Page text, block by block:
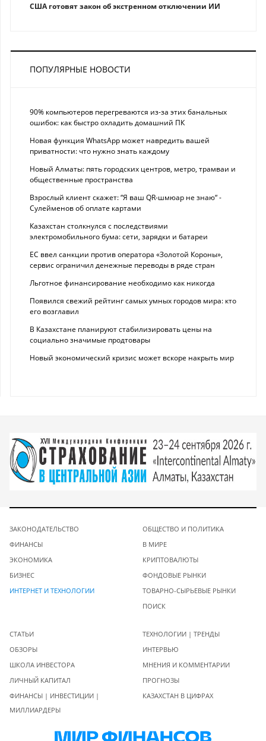
США готовят закон об экстренном отключении ИИ
ПОПУЛЯРНЫЕ НОВОСТИ
90% компьютеров перегреваются из-за этих банальных
ошибок: как быстро охладить домашний ПК
Новая функция WhatsApp может навредить вашей
приватности: что нужно знать каждому
Новый Алматы: пять городских центров, метро, трамваи и
общественные пространства
Взрослый клиент скажет: “Я ваш QR-шмюар не знаю“ -
Сулейменов об оплате картами
Казахстан столкнулся с последствиями
электромобильного бума: сети, зарядки и батареи
ЕС ввел санкции против оператора «Золотой Короны»,
сервис ограничил денежные переводы в ряде стран
Льготное финансирование необходимо как никогда
Появился свежий рейтинг самых умных городов мира: кто
его возглавил
В Казахстане планируют стабилизировать цены на
социально значимые продтовары
Новый экономический кризис может вскоре накрыть мир
ЗАКОНОДАТЕЛЬСТВО
ФИНАНСЫ
ЭКОНОМИКА
БИЗНЕС
ИНТЕРНЕТ И ТЕХНОЛОГИИ
ОБЩЕСТВО И ПОЛИТИКА
В МИРЕ
КРИПТОВАЛЮТЫ
ФОНДОВЫЕ РЫНКИ
ТОВАРНО-СЫРЬЕВЫЕ РЫНКИ
ПОИСК
СТАТЬИ
ОБЗОРЫ
ШКОЛА ИНВЕСТОРА
ЛИЧНЫЙ КАПИТАЛ
ФИНАНСЫ | ИНВЕСТИЦИИ |
МИЛЛИАРДЕРЫ
ТЕХНОЛОГИИ | ТРЕНДЫ
ИНТЕРВЬЮ
МНЕНИЯ И КОММЕНТАРИИ
ПРОГНОЗЫ
КАЗАХСТАН В ЦИФРАХ